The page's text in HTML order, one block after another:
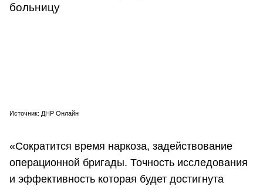
больницу
Источник: ДНР Онлайн
«Сократится время наркоза, задействование
операционной бригады. Точность исследования
и эффективность которая будет достигнута